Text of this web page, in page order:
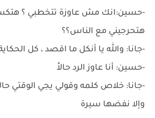
-حسين:انك مش عاوزة تتخطبي ؟
هتحرجيني مع الناس؟؟
-جانا: والله يا أنكل ما اقصد ، كل
-حسين: أنا عاوز الرد حالاً
-جانا: خلاص كلمه وقولي يجي الوقتي
وإلا نفضها سيرة